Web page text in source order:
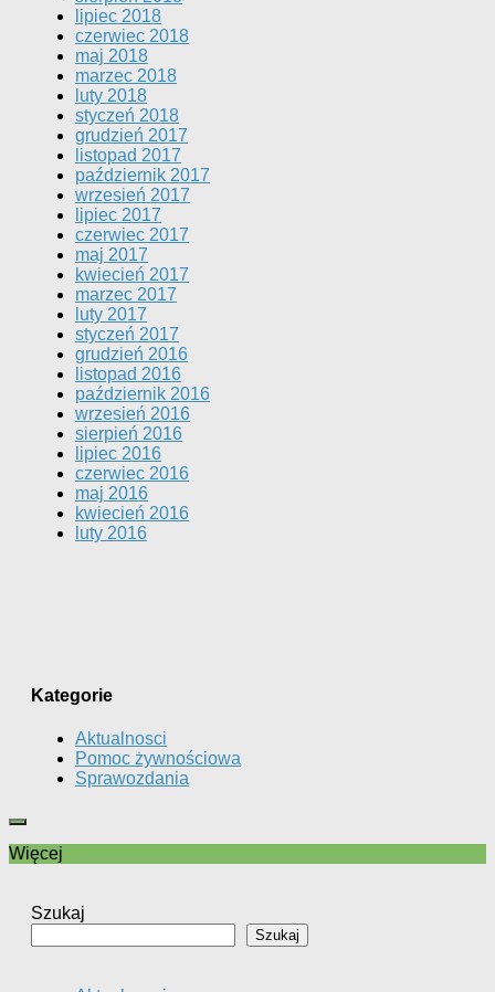
lipiec 2018
czerwiec 2018
maj 2018
marzec 2018
luty 2018
styczeń 2018
grudzień 2017
listopad 2017
październik 2017
wrzesień 2017
lipiec 2017
czerwiec 2017
maj 2017
kwiecień 2017
marzec 2017
luty 2017
styczeń 2017
grudzień 2016
listopad 2016
październik 2016
wrzesień 2016
sierpień 2016
lipiec 2016
czerwiec 2016
maj 2016
kwiecień 2016
luty 2016
Kategorie
Aktualnosci
Pomoc żywnościowa
Sprawozdania
Więcej
Szukaj
Szukaj